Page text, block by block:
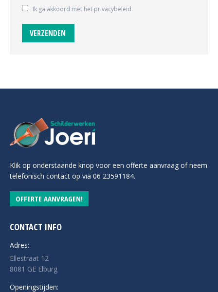
Ik ga akkoord met het privacybeleid.
VERZENDEN
Klik op onderstaande knop voor een offerte aanvraag of neem
telefonisch contact op via 06 23591184.
OFFERTE AANVRAGEN!
CONTACT INFO
Adres:
Ellestraat 12
8081 GE Elburg
Openingstijden: